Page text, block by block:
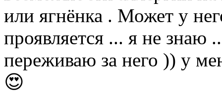
или ягнёнка . Может у
проявляется ... я не знаю
переживаю за него )) у
😍